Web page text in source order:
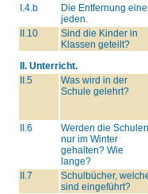
I.4.b
Die Entfernung
jeden.
II.10
Sind die Kinder in
Klassen geteilt?
II. Unterricht.
II.5
Was wird in der
Schule gelehrt?
II.6
Werden die Schulen
nur im Winter
gehalten? Wie
lange?
II.7
Schulbücher,
sind eingeführt?